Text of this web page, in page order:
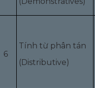
6
Tính từ phân tán
(Distributive)